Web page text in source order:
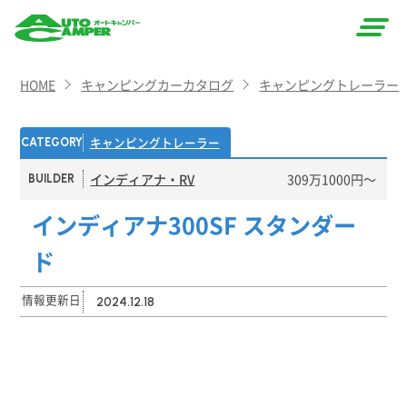
CAMPER
（オート
キャン
パー）
HOME キャンピングカーカタログ キャンピングトレーラー
CATEGORY キャンピングトレーラー
BUILDER インディアナ・RV 309万1000円〜
インディアナ300SF スタンダー
ド
情報更新日 2024.12.18